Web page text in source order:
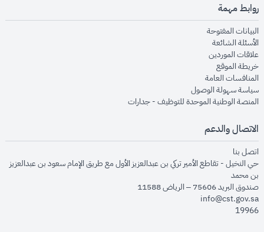
روابط مهمة
البيانات المفتوحةopens in new window
الأسئلة الشائعةopens in new window
علاقات الموردينopens in new window
خريطة الموقعopens in new window
المنافسات العامةopens in new window
سياسة سهولة الوصولopens in new window
المنصة الوطنية الموحدة للتوظيف - جداراتopens in new window
الاتصال والدعم
اتصل بنا
حي النخيل - تقاطع الأمير تركي بن عبدالعزيز الأول مع طريق الإمام سعود بن عبدالعزيز
بن محمد
صندوق البريد 75606 – الرياض 11588
info@cst.gov.sa
19966